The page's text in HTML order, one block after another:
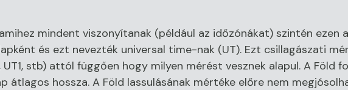
mindent viszonyítanak (például az időzónákat) szintén ezen
és ezt nevezték universal time-nak (UT). Ezt csillagászati
stb) attól függően hogy milyen mérést vesznek alapul. A Föld
átlagos hossza. A Föld lassulásának mértéke előre nem